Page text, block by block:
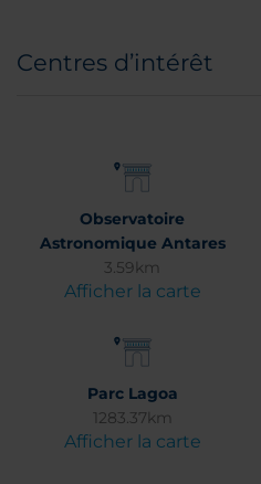
Centres d’intérêt
Observatoire
Astronomique Antares
3.59km
Afficher la carte
Parc Lagoa
1283.37km
Afficher la carte